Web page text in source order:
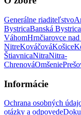
Generálne riaditeľstvo
BystricaBanská
VáhomHrnčiarovce nad
NitreKováčováKošice
ŠtiavnicaNitraNitra-
ChrenováOmšenie
Informácie
Ochrana osobných
otázky a odpovede